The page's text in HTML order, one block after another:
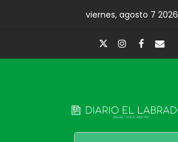
viernes, agosto 7 2026